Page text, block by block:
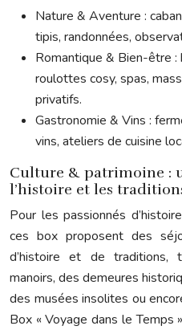
Nature & Aventure :
tipis, randonnées,
Romantique & Bien-être
roulottes cosy, spas,
privatifs.
Gastronomie & Vins :
vins, ateliers de cuisine
Culture & patrimoine :
l’histoire et les
Pour les passionnés
ces box proposent des
d’histoire et de traditions,
manoirs, des demeures
des musées insolites ou
Box « Voyage dans le